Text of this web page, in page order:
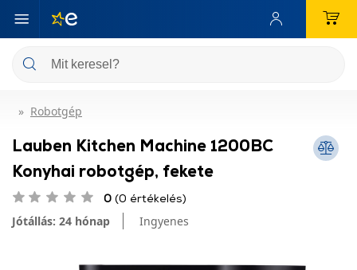
Robotgép
Lauben Kitchen Machine 1200BC
Konyhai robotgép, fekete
0 (0 értékelés)
Jótállás: 24 hónap Ingyenes